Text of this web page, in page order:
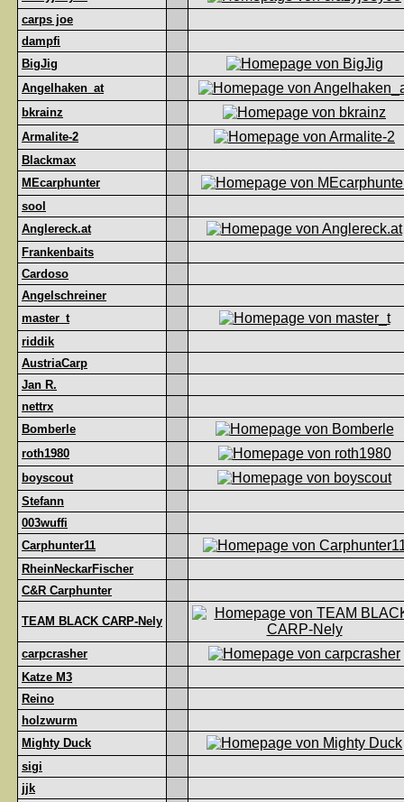
carps joe
dampfi
BigJig
Angelhaken_at
bkrainz
Armalite-2
Blackmax
MEcarphunter
sool
Anglereck.at
Frankenbaits
Cardoso
Angelschreiner
master_t
riddik
AustriaCarp
Jan R.
nettrx
Bomberle
roth1980
boyscout
Stefann
003wuffi
Carphunter11
RheinNeckarFischer
C&R Carphunter
TEAM BLACK CARP-Nely
carpcrasher
Katze M3
Reino
holzwurm
Mighty Duck
sigi
jjk